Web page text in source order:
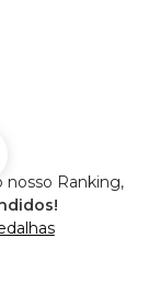
nosso Ranking,